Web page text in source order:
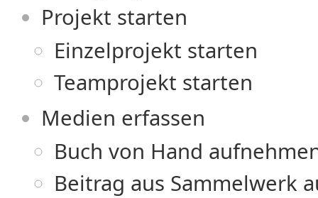
Projekt starten
Einzelprojekt starten
Teamprojekt starten
Medien erfassen
Buch von Hand
Beitrag aus Sammelwerk